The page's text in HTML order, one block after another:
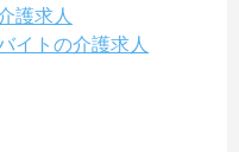
護求人
イトの介護求人